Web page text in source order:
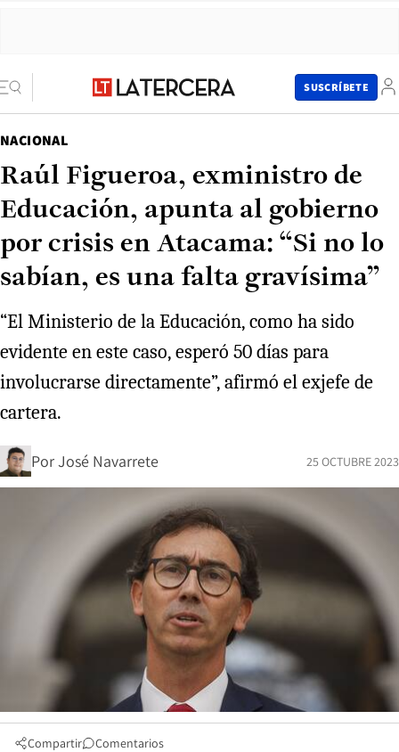
SUSCRÍBETE
NACIONAL
Raúl Figueroa, exministro de
Educación, apunta al gobierno
por crisis en Atacama: “Si no lo
sabían, es una falta gravísima”
“El Ministerio de la Educación, como ha sido
evidente en este caso, esperó 50 días para
involucrarse directamente”, afirmó el exjefe de
cartera.
PorJosé Navarrete 25 OCTUBRE 2023
Compartir Comentarios